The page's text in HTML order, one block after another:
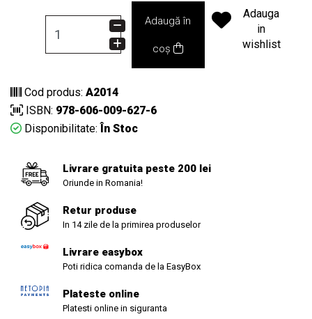
Adaugă în
coș
Adauga
in
wishlist
Cod produs: A2014
ISBN: 978-606-009-627-6
Disponibilitate: În Stoc
Livrare gratuita peste 200 lei
Oriunde in Romania!
Retur produse
In 14 zile de la primirea produselor
Livrare easybox
Poti ridica comanda de la EasyBox
Plateste online
Platesti online in siguranta